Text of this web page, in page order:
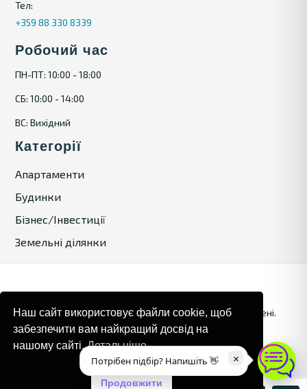
Тел:
+359 88 330 8339
Робочий час
ПН-ПТ: 10:00 - 18:00
СБ: 10:00 - 14:00
ВС: Вихідний
Категорії
Апартаменти
Будинки
Бізнес/Інвестиції
Земельні ділянки
© 2024. Bulgaria Tours by Inrealr4u. Усі права захищені.
Карта сайтуПолітика конфіденційності
×
Потрібен підбір? Напишіть 👋
Наш сайт використовує файли cookie, щоб
забезпечити вам найкращий досвід на
нашому сайті.Детальніше
Продовжити